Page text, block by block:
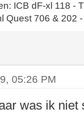
ICB dF-xl 118 -
Quest 706 & 202
05:26 PM
was ik niet